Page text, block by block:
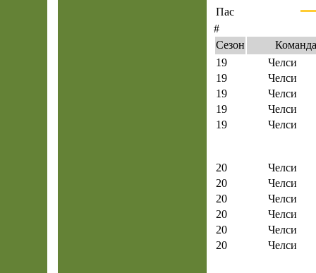
Пас
#
Сезон
Команда
19
Челси
19
Челси
19
Челси
19
Челси
19
Челси
20
Челси
20
Челси
20
Челси
20
Челси
20
Челси
20
Челси